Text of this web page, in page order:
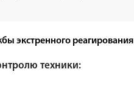
экстренного реагирования
техники: